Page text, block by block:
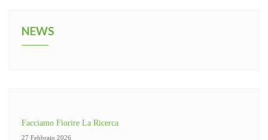
NEWS
Facciamo Fiorire La Ricerca
27 Febbraio 2026